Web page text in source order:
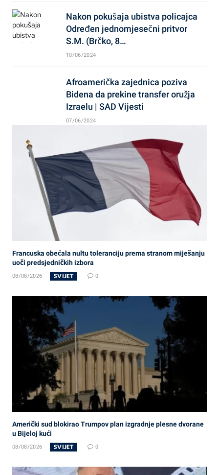
Nakon pokušaja ubistva policajca
Određen jednomjesečni pritvor
S.M. (Brčko, 8…
10/06/2024
Afroamerička zajednica poziva
Bidena da prekine transfer oružja
Izraelu | SAD Vijesti
07/06/2024
Francuska obećala nultu toleranciju prema stranom miješanju
uoči predsjedničkih izbora
08/08/2026 SVIJET 0
Američki sud blokirao Trumpov plan izgradnje plesne dvorane
u Bijeloj kući
08/08/2026 SVIJET 0